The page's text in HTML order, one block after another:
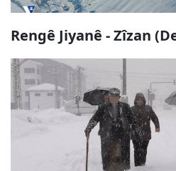
Rengê Jiyanê - Zîzan